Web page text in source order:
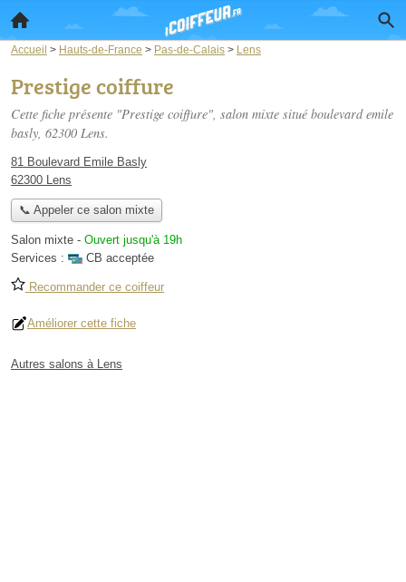
Accueil > Hauts-de-France > Pas-de-Calais > Lens
Prestige coiffure
Cette fiche présente "Prestige coiffure", salon mixte situé boulevard emile
basly, 62300 Lens.
81 Boulevard Emile Basly
62300 Lens
📞 Appeler ce salon mixte
Salon mixte - Ouvert jusqu'à 19h
Services :
CB acceptée
Recommander ce coiffeur
Améliorer cette fiche
Autres salons à Lens